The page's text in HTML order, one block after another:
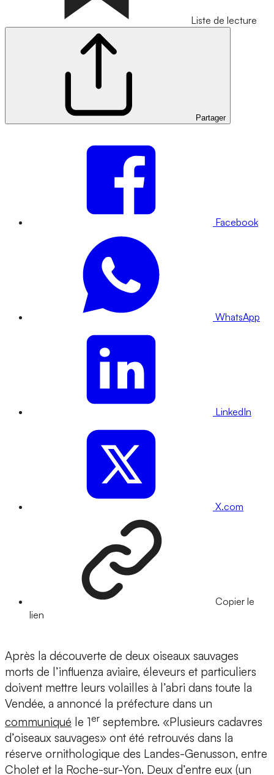
Liste de lecture
Partager
Facebook
WhatsApp
LinkedIn
X.com
Copier le
lien
Après la découverte de deux oiseaux sauvages
morts de l’influenza aviaire, éleveurs et particuliers
doivent mettre leurs volailles à l’abri dans toute la
Vendée, a annoncé la préfecture dans un
communiqué le 1er septembre. «Plusieurs cadavres
d’oiseaux sauvages» ont été retrouvés dans la
réserve ornithologique des Landes-Genusson, entre
Cholet et la Roche-sur-Yon. Deux d’entre eux (un